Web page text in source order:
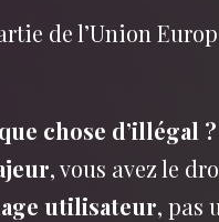
de l’Union
chose d’illégal ?
, vous avez le
utilisateur, pas